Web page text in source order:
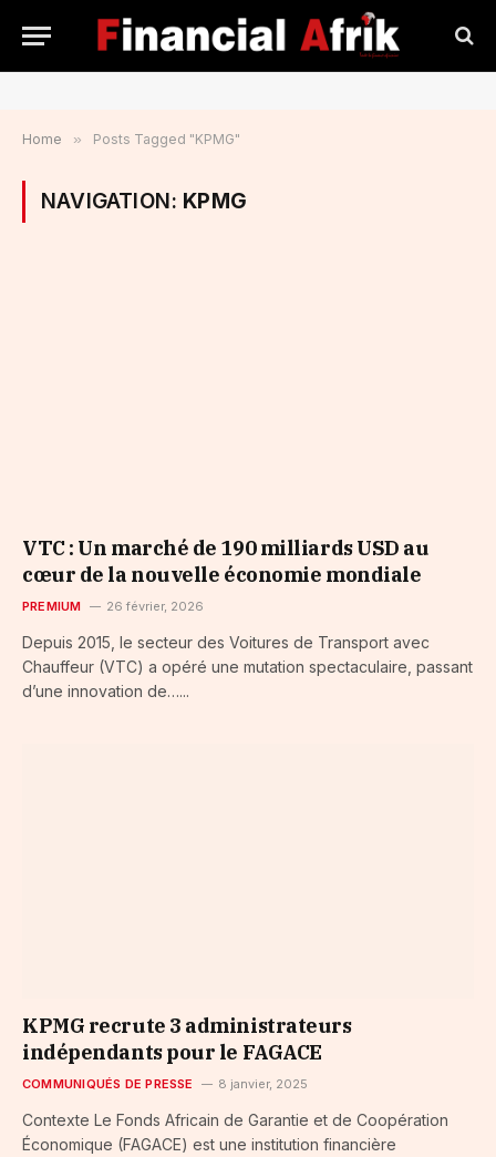
Home » Posts Tagged "KPMG"
NAVIGATION: KPMG
VTC : Un marché de 190 milliards USD au
cœur de la nouvelle économie mondiale
PREMIUM 26 février, 2026
Depuis 2015, le secteur des Voitures de Transport avec
Chauffeur (VTC) a opéré une mutation spectaculaire, passant
d’une innovation de…...
KPMG recrute 3 administrateurs
indépendants pour le FAGACE
COMMUNIQUÉS DE PRESSE 8 janvier, 2025
Contexte Le Fonds Africain de Garantie et de Coopération
Économique (FAGACE) est une institution financière